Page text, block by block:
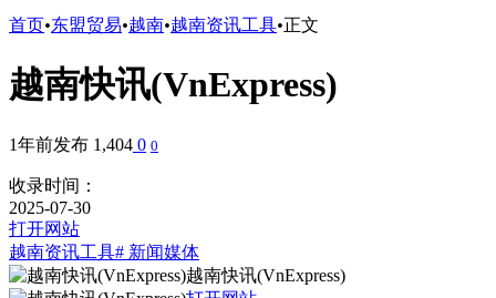
首页•东盟贸易•越南•越南资讯工具•正文
越南快讯(VnExpress)
1年前发布 1,404 0 0
收录时间：
2025-07-30
打开网站
越南资讯工具# 新闻媒体
越南快讯(VnExpress)